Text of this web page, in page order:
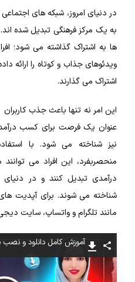
در دنیای امروز، شبکه‌ های
به یک مرکز فرهنگی تبدیل شده‌
ها به اشتراک گذاشته می‌ شود؛
ویدئوهای جذاب و کوتاه را ارائه
اشتراک می‌ گذارند.
این امر نه تنها باعث جذب
عنوان یک فرصت برای کسب
نیز شناخته می‌ شود. با
منحصربفرد، این افراد می‌
درآمدی تبدیل کنند و در دنیای
شناخته می شوند. برای آپدیت‌ های
مانند تلگرام و واتساپ، سایت
آموزش کامل دانلود و نصب